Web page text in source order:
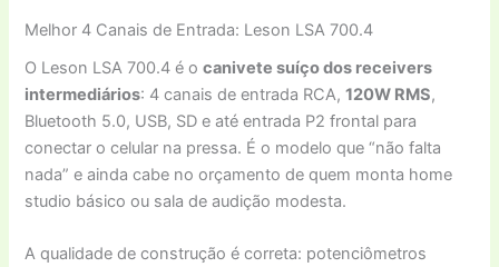
Melhor 4 Canais de Entrada: Leson LSA 700.4
O Leson LSA 700.4 é ocanivete suíço dos receivers
intermediários: 4 canais de entrada RCA,120W RMS,
Bluetooth 5.0, USB, SD e até entrada P2 frontal para
conectar o celular na pressa. É o modelo que “não falta
nada” e ainda cabe no orçamento de quem monta home
studio básico ou sala de audição modesta.
A qualidade de construção é correta: potenciômetros